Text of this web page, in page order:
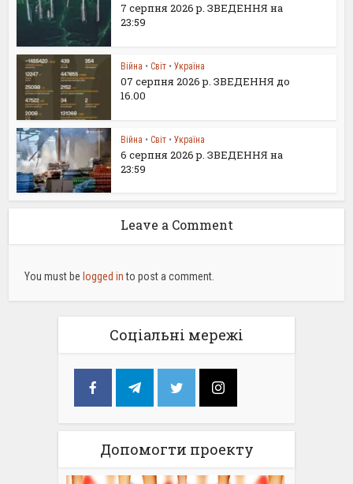
7 серпня 2026 р. ЗВЕДЕННЯ на
23:59
Війна • Світ • Україна
07 серпня 2026 р. ЗВЕДЕННЯ до
16.00
Війна • Світ • Україна
6 серпня 2026 р. ЗВЕДЕННЯ на
23:59
Leave a Comment
You must be logged into post a comment.
Соціальні мережі
Допомогти проекту